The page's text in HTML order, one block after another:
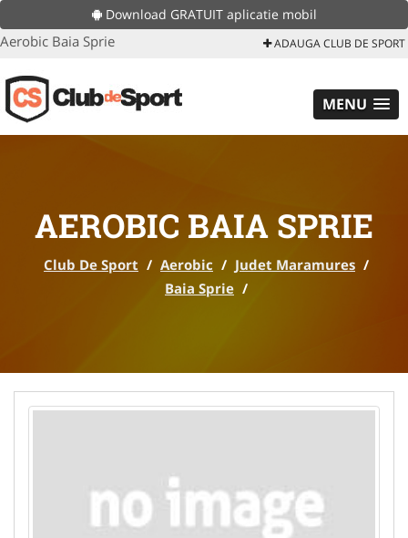
Download GRATUIT aplicatie mobil
Aerobic Baia Sprie ADAUGA CLUB DE SPORT
MENU
AEROBIC BAIA SPRIE
Club De Sport / Aerobic / Judet Maramures /
Baia Sprie /